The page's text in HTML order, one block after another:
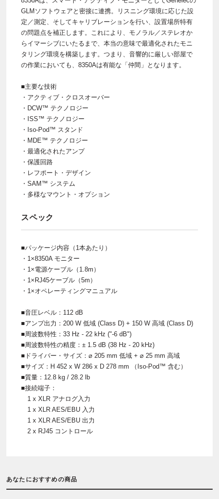
GLMソフトウェアと密接に連携。リスニング環境に応じた設
定／測定、そしてキャリブレーションを行い、設置場所特有
の問題点を補正します。これにより、モノラル／ステレオか
らイマーシブにいたるまで、本当の意味で最適化されたモニ
タリング環境を構築します。つまり、音響的に厳しい部屋で
の作業においても、8350Aは有能な「仲間」となります。
■主要な技術
・アクティブ・クロスオーバー
・DCW™ テクノロジー
・ISS™ テクノロジー
・Iso-Pod™ スタンド
・MDE™ テクノロジー
・最適化されたアンプ
・保護回路
・レフポート・デザイン
・SAM™ システム
・多様なマウント・オプション
スペック
■パッケージ内容（1本あたり）
・1×8350A モニター
・1×電源ケーブル（1.8m）
・1×RJ45ケーブル（5m）
・1×オペレーティングマニュアル
■音圧レベル：112 dB
■アンプ出力：200 W 低域 (Class D) + 150 W 高域 (Class D)
■周波数特性：33 Hz - 22 kHz ("-6 dB")
■周波数特性の精度：± 1.5 dB (38 Hz - 20 kHz)
■ドライバー・サイズ：⌀ 205 mm 低域 + ⌀ 25 mm 高域
■サイズ：H 452 x W 286 x D 278 mm （Iso-Pod™ 含む）
■質量：12.8 kg / 28.2 lb
■接続端子：
1 x XLR アナログ入力
1 x XLR AES/EBU 入力
1 x XLR AES/EBU 出力
2 x RJ45 コントロール
あなたにおすすめの商品